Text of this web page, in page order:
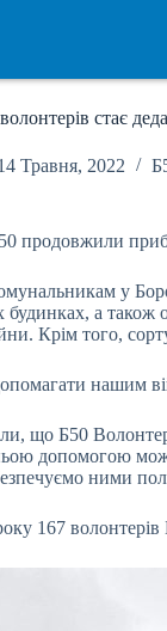
стає
Травня, 2022
продовжили
у
будинках, а
Крім того,
нашим
що Б50
допомогою
ними
167 волонтерів